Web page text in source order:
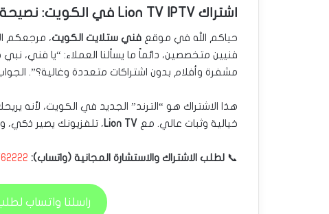
اشتراك Lion TV IPTV في الكويت: نصيحة فني ستلايت لمشاهدة متكاملة 📡🦁
حياكم الله في موقع فني ستلايت الكويت، مرجعكم
فنيين متخصصين، دائماً ما يسألنا العملاء: “يا فني،
مشفرة وأفلام بدون اشتراكات متعددة وغالية؟”.
هذا الاشتراك هو “الترند” الجديد في الكويت، لأنه
خيالية وثبات عالي. مع Lion TV، تلفزيونك يصير
📞 لطلب الاشتراك والاستشارة المجانية (واتساب):
راسلنا واتساب لطلب